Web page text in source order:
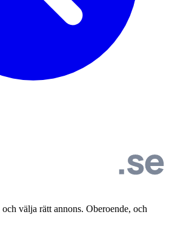
välja rätt annons. Oberoende, och